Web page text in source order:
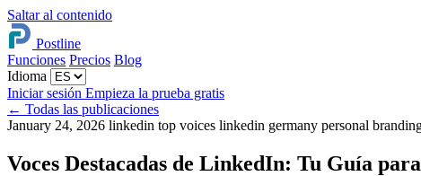
Saltar al contenido
Postline
Funciones Precios Blog
Idioma
Iniciar sesión Empieza la prueba gratis
← Todas las publicaciones
January 24, 2026 linkedin top voices linkedin germany personal
Voces Destacadas de LinkedIn: Tu Guía